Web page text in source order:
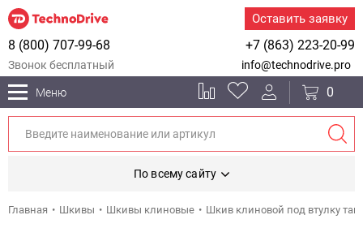
Оставить заявку
+7 (863) 223-20-99
8 (800) 707-99-68
Звонок бесплатный info@technodrive.pro
Меню 0
По всему сайту
Главная Шкивы Шкивы клиновые Шкив клиновой под втулку